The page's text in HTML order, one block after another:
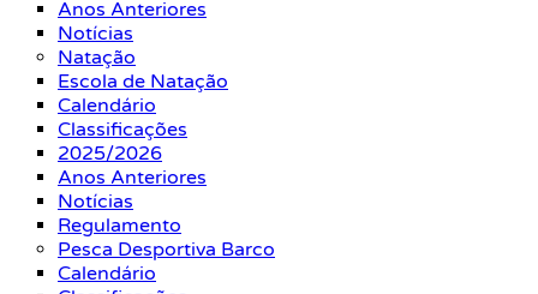
Anos Anteriores
Notícias
Natação
Escola de Natação
Calendário
Classificações
2025/2026
Anos Anteriores
Notícias
Regulamento
Pesca Desportiva Barco
Calendário